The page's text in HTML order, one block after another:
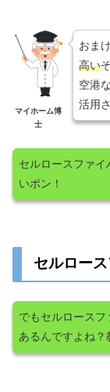
マイホーム博
士
おま
高い
空港
活用
セルロースファ
いポン！
セルロー
でもセルロース
あるんですよね？